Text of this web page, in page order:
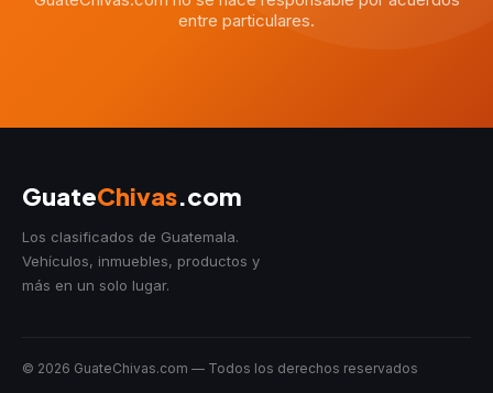
entre particulares.
GuateChivas.com
Los clasificados de Guatemala.
Vehículos, inmuebles, productos y
más en un solo lugar.
© 2026 GuateChivas.com — Todos los derechos reservados